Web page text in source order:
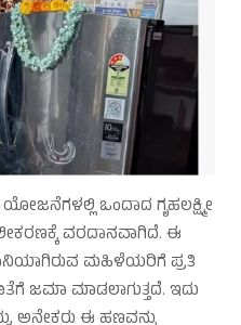
ಒಂದಾದ ಗೃಹಲಕ್ಷ್ಮೀ
ವರದಾನವಾಗಿದೆ. ಈ
ಮಹಿಳೆಯರಿಗೆ ಪ್ರತಿ
ಜಮಾ ಮಾಡಲಾಗುತ್ತದೆ. ಇದು